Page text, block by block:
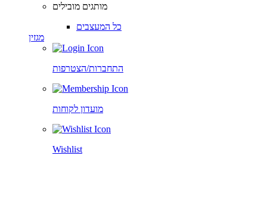
מותגים מובילים
כל המעצבים
מגזין
התחברות/הצטרפות
מועדון לקוחות
Wishlist